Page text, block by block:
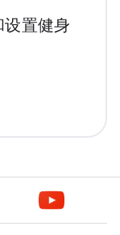
置健身